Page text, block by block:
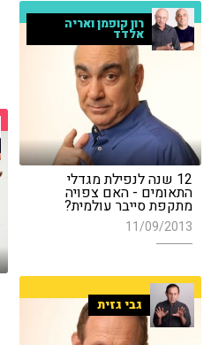
רון קופמן ואריה
אלדד
12 שנה לנפילת מגדלי
התאומים - האם צפויה
מתקפת סייבר עולמית?
11/09/2013
גבי גזית